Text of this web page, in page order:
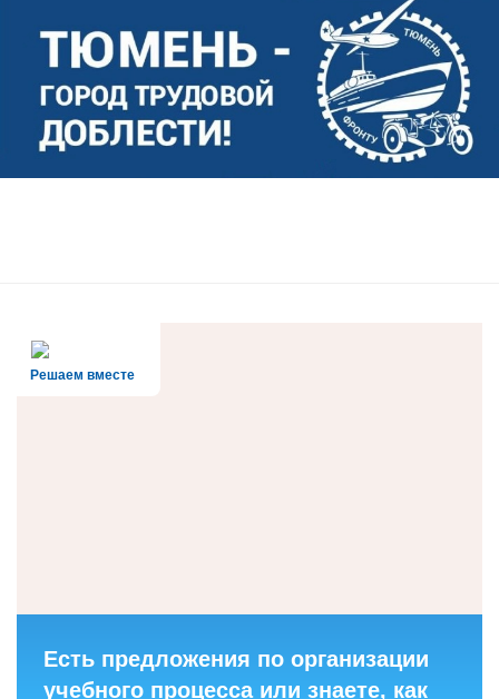
Решаем вместе
Есть предложения по организации
учебного процесса или знаете, как